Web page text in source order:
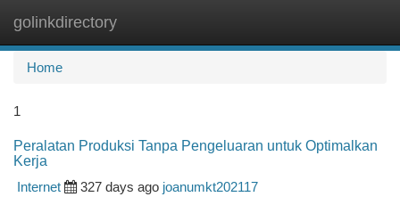
golinkdirectory
Home
1
Peralatan Produksi Tanpa Pengeluaran untuk Optimalkan
Kerja
Internet
327 days ago joanumkt202117